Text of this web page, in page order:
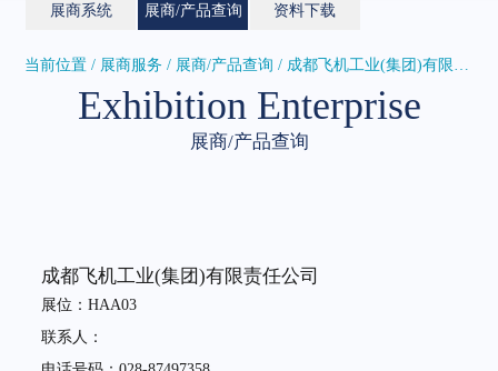
展商系统 展商/产品查询 资料下载
当前位置 / 展商服务 / 展商/产品查询 / 成都飞机工业(集团)有限责任公...
Exhibition Enterprise
展商/产品查询
成都飞机工业(集团)有限责任公司
展位：HAA03
联系人：